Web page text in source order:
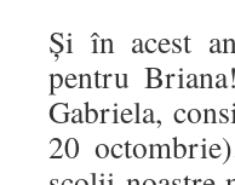
Și în acest
pentru
Gabriela,
20